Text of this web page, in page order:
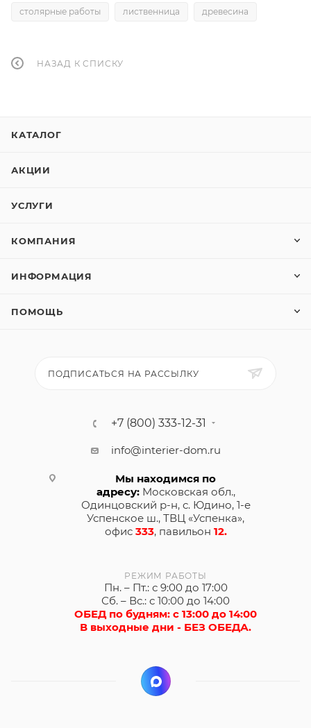
столярные работы лиственница древесина
НАЗАД К СПИСКУ
КАТАЛОГ
АКЦИИ
УСЛУГИ
КОМПАНИЯ
ИНФОРМАЦИЯ
ПОМОЩЬ
ПОДПИСАТЬСЯ НА РАССЫЛКУ
+7 (800) 333-12-31
info@interier-dom.ru
Мы находимся по
адресу:Московская обл.,
Одинцовский р-н, с. Юдино, 1-е
Успенское ш., ТВЦ «Успенка»,
офис 333, павильон 12.
РЕЖИМ РАБОТЫ
Пн. – Пт.: с 9:00 до 17:00
Сб. – Вс.: с 10:00 до 14:00
ОБЕД по будням: с 13:00 до 14:00
В выходные дни - БЕЗ ОБЕДА.